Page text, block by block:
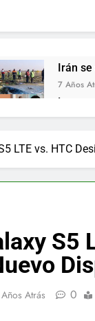
Irán
7 Años
Lo que
7 Años
7 Años
El
Más
7 Años
7 Años
LTE vs. HTC
S5
Atrás 0